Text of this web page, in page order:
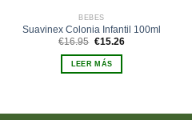
BEBES
Suavinex Colonia Infantil 100ml
€16.95 El
original
era:
€16.95.
€15.26El
LEER MÁS